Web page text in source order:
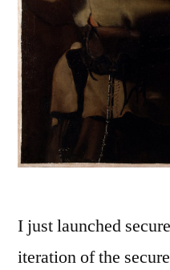
I just launched
iteration of the